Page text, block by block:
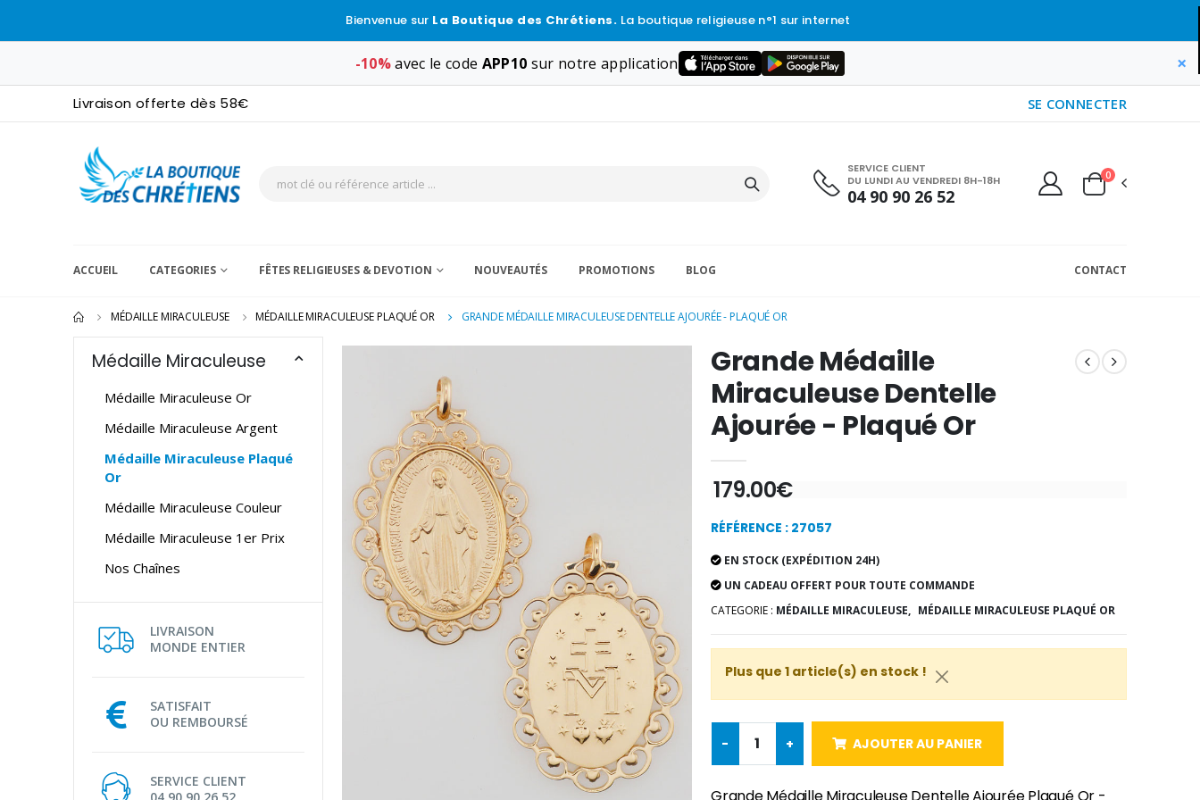
Bienvenue sur La Boutique des Chrétiens. La boutique religieuse n°1 sur internet
-10%avec le code APP10 sur notre application ×
Livraison offerte dès 58€ SE CONNECTER
SERVICE CLIENT
DU LUNDI AU VENDREDI 8H-18H
04 90 90 26 52
0
ACCUEIL CATEGORIES FÊTES RELIGIEUSES & DEVOTION NOUVEAUTÉS PROMOTIONS BLOG CONTACT
MÉDAILLE MIRACULEUSE MÉDAILLE MIRACULEUSE PLAQUÉ OR GRANDE MÉDAILLE MIRACULEUSE DENTELLE AJOURÉE - PLAQUÉ OR
Médaille Miraculeuse
Médaille Miraculeuse Or
Médaille Miraculeuse Argent
Médaille Miraculeuse Plaqué
Or
Médaille Miraculeuse Couleur
Médaille Miraculeuse 1er Prix
Nos Chaînes
LIVRAISON
MONDE ENTIER
SATISFAIT
OU REMBOURSÉ
SERVICE CLIENT
Grande Médaille
Miraculeuse Dentelle
Ajourée - Plaqué Or
179.00€
RÉFÉRENCE : 27057
EN STOCK (EXPÉDITION 24H)
UN CADEAU OFFERT POUR TOUTE COMMANDE
CATEGORIE : MÉDAILLE MIRACULEUSE, MÉDAILLE MIRACULEUSE PLAQUÉ OR
Plus que 1 article(s) en stock !
- + AJOUTER AU PANIER